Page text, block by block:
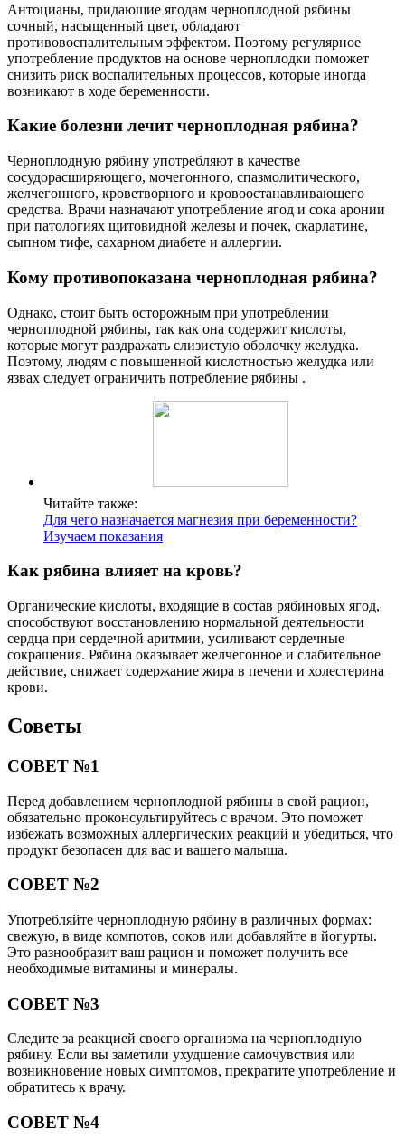
Антоцианы, придающие ягодам черноплодной рябины
сочный, насыщенный цвет, обладают
противовоспалительным эффектом. Поэтому регулярное
употребление продуктов на основе черноплодки поможет
снизить риск воспалительных процессов, которые иногда
возникают в ходе беременности.
Какие болезни лечит черноплодная рябина?
Черноплодную рябину употребляют в качестве
сосудорасширяющего, мочегонного, спазмолитического,
желчегонного, кроветворного и кровоостанавливающего
средства. Врачи назначают употребление ягод и сока аронии
при патологиях щитовидной железы и почек, скарлатине,
сыпном тифе, сахарном диабете и аллергии.
Кому противопоказана черноплодная рябина?
Однако, стоит быть осторожным при употреблении
черноплодной рябины, так как она содержит кислоты,
которые могут раздражать слизистую оболочку желудка.
Поэтому, людям с повышенной кислотностью желудка или
язвах следует ограничить потребление рябины .
Читайте также:
Для чего назначается магнезия при беременности?
Изучаем показания
Как рябина влияет на кровь?
Органические кислоты, входящие в состав рябиновых ягод,
способствуют восстановлению нормальной деятельности
сердца при сердечной аритмии, усиливают сердечные
сокращения. Рябина оказывает желчегонное и слабительное
действие, снижает содержание жира в печени и холестерина
крови.
Советы
СОВЕТ №1
Перед добавлением черноплодной рябины в свой рацион,
обязательно проконсультируйтесь с врачом. Это поможет
избежать возможных аллергических реакций и убедиться, что
продукт безопасен для вас и вашего малыша.
СОВЕТ №2
Употребляйте черноплодную рябину в различных формах:
свежую, в виде компотов, соков или добавляйте в йогурты.
Это разнообразит ваш рацион и поможет получить все
необходимые витамины и минералы.
СОВЕТ №3
Следите за реакцией своего организма на черноплодную
рябину. Если вы заметили ухудшение самочувствия или
возникновение новых симптомов, прекратите употребление и
обратитесь к врачу.
СОВЕТ №4